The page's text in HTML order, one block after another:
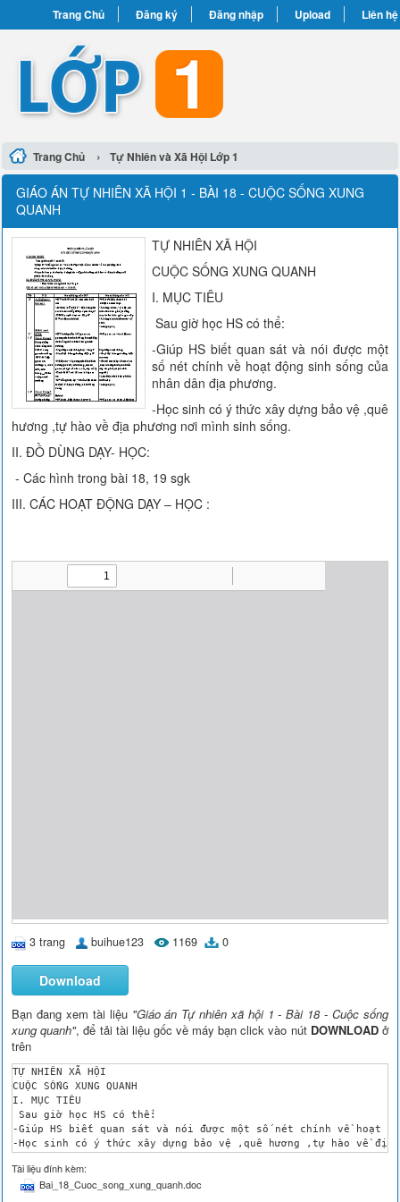
Trang Chủ Đăng ký Đăng nhập Upload Liên hệ
Trang Chủ › Tự Nhiên và Xã Hội Lớp 1
GIÁO ÁN TỰ NHIÊN XÃ HỘI 1 - BÀI 18 - CUỘC SỐNG XUNG
QUANH
TỰ NHIÊN XÃ HỘI
CUỘC SỐNG XUNG QUANH
I. MỤC TIÊU
Sau giờ học HS có thể:
-Giúp HS biết quan sát và nói được một
số nét chính về hoạt động sinh sống của
nhân dân địa phương.
-Học sinh có ý thức xây dựng bảo vệ ,quê
hương ,tự hào về địa phương nơi mình sinh sống.
II. ĐỒ DÙNG DẠY- HỌC:
- Các hình trong bài 18, 19 sgk
III. CÁC HOẠT ĐỘNG DẠY – HỌC :
3 trang buihue123 1169 0
Download
Bạn đang xem tài liệu "Giáo án Tự nhiên xã hội 1 - Bài 18 - Cuộc sống
xung quanh", để tải tài liệu gốc về máy bạn click vào nút DOWNLOADở
trên
TỰ NHIÊN XÃ HỘI
CUỘC SỐNG XUNG QUANH
I. MỤC TIÊU
Sau giờ học HS có thể:
-Giúp HS biết quan sát và nói được một số nét chính về hoạt
-Học sinh có ý thức xây dựng bảo vệ ,quê hương ,tự hào về địa
II. ĐỒ DÙNG DẠY- HỌC:
- Các hình trong bài 18, 19 sgk
III. CÁC HOẠT ĐỘNG DẠY – HỌC :
Tài liệu đính kèm:
Bai_18_Cuoc_song_xung_quanh.doc